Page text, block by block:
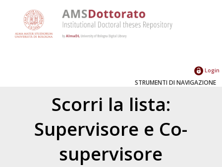
Login
STRUMENTI DI NAVIGAZIONE
Scorri la lista:
Supervisore e Co-
supervisore